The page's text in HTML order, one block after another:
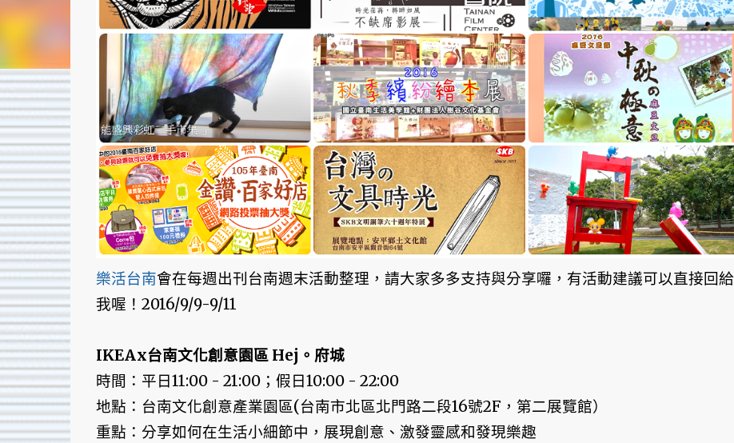
樂活台南會在每週出刊台南週末活動整理，請大家多多支持與分享囉，有活動建議可以直接回給
我喔！2016/9/9-9/11
IKEAx台南文化創意園區 Hej。府城
時間：平日11:00 - 21:00；假日10:00 - 22:00
地點：台南文化創意產業園區(台南市北區北門路二段16號2F，第二展覽館）
重點：分享如何在生活小細節中，展現創意、激發靈感和發現樂趣